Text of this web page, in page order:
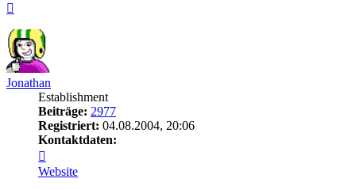
Jonathan
Establishment
Beiträge: 2977
Registriert: 04.08.2004, 20:06
Kontaktdaten:
von
Jonathan
Website